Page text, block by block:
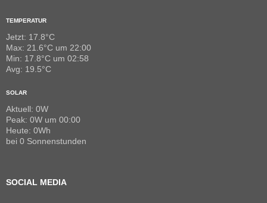
TEMPERATUR
Jetzt: 17.8°C
Max: 21.6°C um 22:00
Min: 17.8°C um 02:58
Avg: 19.5°C
SOLAR
Aktuell: 0W
Peak: 0W um 00:00
Heute: 0Wh
bei 0 Sonnenstunden
SOCIAL MEDIA